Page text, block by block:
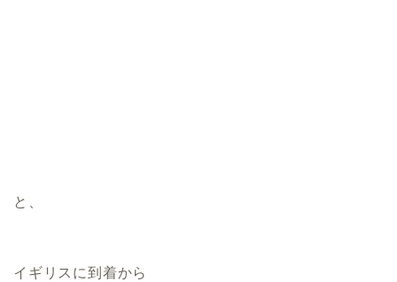
と、
イギリスに到着から